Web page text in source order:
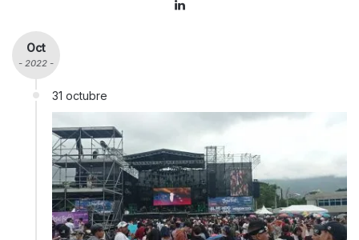
Oct
- 2022 -
31 octubre